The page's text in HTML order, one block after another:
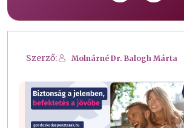
Szerző: Molnárné Dr. Balogh Márta